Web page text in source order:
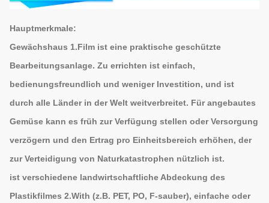
Hauptmerkmale:
Gewächshaus 1.Film ist eine praktische geschützte
Bearbeitungsanlage. Zu errichten ist einfach,
bedienungsfreundlich und weniger Investition, und ist
durch alle Länder in der Welt weitverbreitet. Für angebautes
Gemüse kann es früh zur Verfügung stellen oder Versorgung
verzögern und den Ertrag pro Einheitsbereich erhöhen, der
zur Verteidigung von Naturkatastrophen nützlich ist.
ist verschiedene landwirtschaftliche Abdeckung des
Plastikfilmes 2.With (z.B. PET, PO, F-sauber), einfache oder